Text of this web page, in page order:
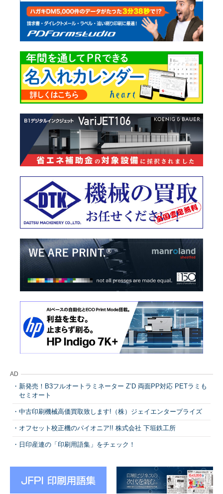
AD
新発売！B3フルオートラミネーター Z’D 両面PP対応 PETラミも
セミオート
中古印刷機械高価買取致します!（株）ジェイエンタープライズ
オフセット校正機のパイオニア!! 株式会社 下垣鉄工所
日印産連の「印刷用語集」をチェック！